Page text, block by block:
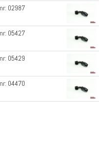
02987
05427
05429
04470